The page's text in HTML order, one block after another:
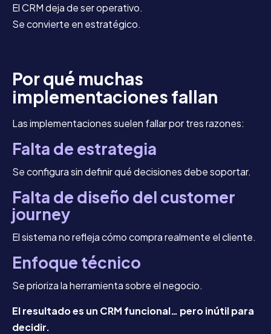
El CRM deja de ser operativo.
Se convierte en estratégico.
Por qué muchas
implementaciones fallan
Las implementaciones suelen fallar por tres razones:
Falta de estrategia
Se configura sin definir qué decisiones debe soportar.
Falta de diseño del customer
journey
El sistema no refleja cómo compra realmente el cliente.
Enfoque técnico
Se prioriza la herramienta sobre el negocio.
El resultado es un CRM funcional… pero inútil para
decidir.